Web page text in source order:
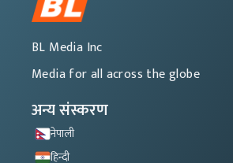
BL Media Inc
Media for all across the globe
अन्य संस्करण
नेपाली
हिन्दी